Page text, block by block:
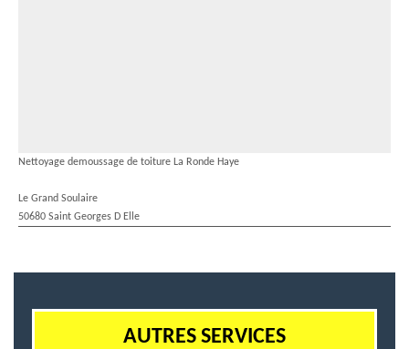
Nettoyage demoussage de toiture La Ronde Haye
Le Grand Soulaire
50680 Saint Georges D Elle
AUTRES SERVICES